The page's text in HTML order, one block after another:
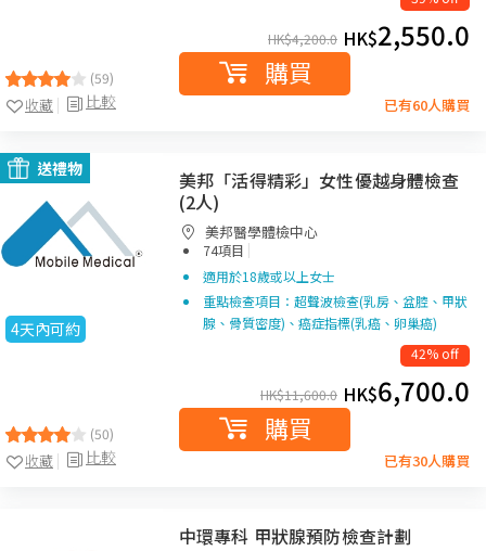
(59)
比較
收藏
HK$4,200.0 HK$2,550.0
購買
已有60人購買
送禮物
4天內可約
(50)
比較
收藏
美邦「活得精彩」女性優越身體檢查
(2人)
美邦醫學體檢中心
74項目 |
適用於18歲或以上女士
重點檢查項目：超聲波檢查(乳房、盆腔、甲狀
腺、骨質密度)、癌症指標(乳癌、卵巢癌)
42% off
HK$11,600.0 HK$6,700.0
購買
已有30人購買
中環專科 甲狀腺預防檢查計劃